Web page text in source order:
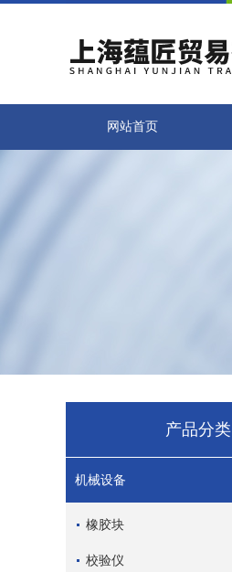
网站首页
产品分类
机械设备
橡胶块
校验仪